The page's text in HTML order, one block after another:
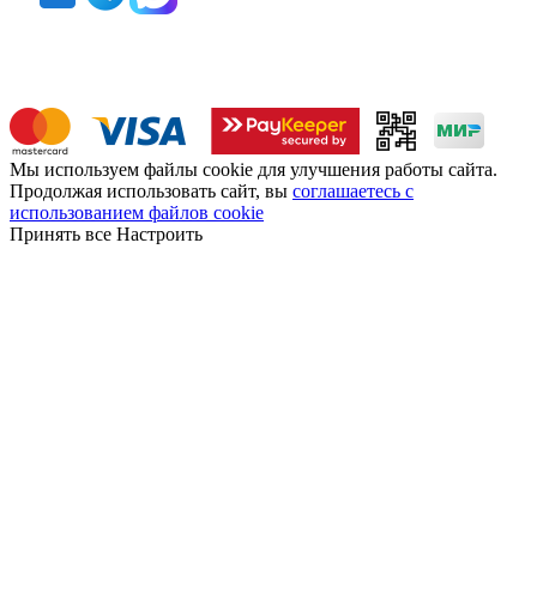
Мы используем файлы cookie для улучшения работы сайта.
Продолжая использовать сайт, вы соглашаетесь с
использованием файлов cookie
Принять все Настроить